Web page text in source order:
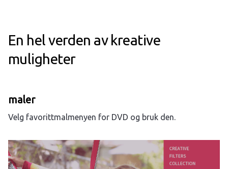
En hel verden av kreative
muligheter
maler
Velg favorittmalmenyen for DVD og bruk den.